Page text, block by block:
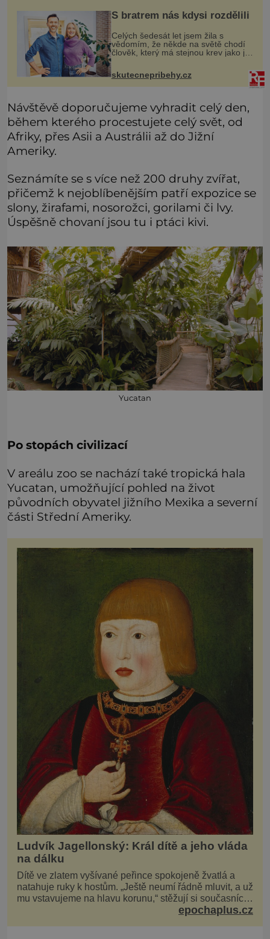
S bratrem nás kdysi rozdělili
Celých šedesát let jsem žila s
vědomím, že někde na světě chodí
člověk, který má stejnou krev jako já.
Jen jsem si už nedovedla vybavit
jeho tvář. Byli jsme ještě malí, když
jsme s mým o šest let mlad
skutecnepribehy.cz
Návštěvě doporučujeme vyhradit celý den,
během kterého procestujete celý svět, od
Afriky, přes Asii a Austrálii až do Jižní
Ameriky.
Seznámíte se s více než 200 druhy zvířat,
přičemž k nejoblíbenějším patří expozice se
slony, žirafami, nosorožci, gorilami či lvy.
Úspěšně chovaní jsou tu i ptáci kivi.
Yucatan
Po stopách civilizací
V areálu zoo se nachází také tropická hala
Yucatan, umožňující pohled na život
původních obyvatel jižního Mexika a severní
části Střední Ameriky.
Ludvík Jagellonský: Král dítě a jeho vláda
na dálku
Dítě ve zlatem vyšívané peřince spokojeně žvatlá a
natahuje ruky k hostům. „Ještě neumí řádně mluvit, a už
mu vstavujeme na hlavu korunu,“ stěžují si současníci,
pro které je k neuvěření, že droboučký princ se dnes
epochaplus.cz